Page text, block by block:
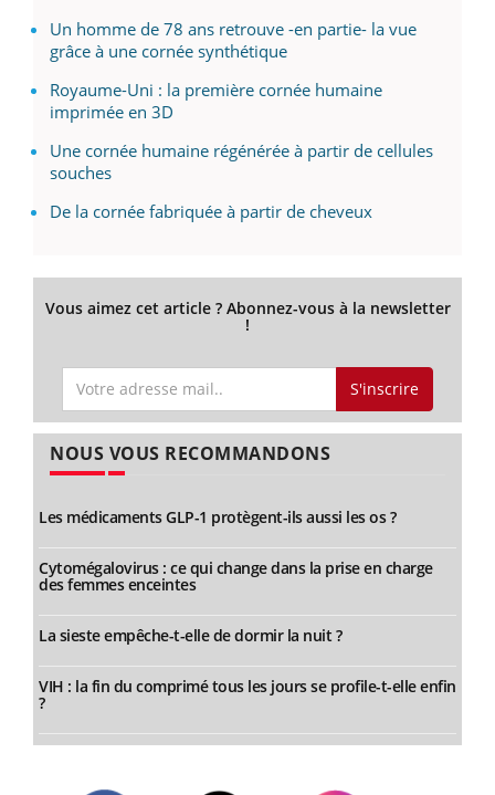
Un homme de 78 ans retrouve -en partie- la vue
grâce à une cornée synthétique
Royaume-Uni : la première cornée humaine
imprimée en 3D
Une cornée humaine régénérée à partir de cellules
souches
De la cornée fabriquée à partir de cheveux
Vous aimez cet article ? Abonnez-vous à la newsletter
!
S'inscrire
NOUS VOUS RECOMMANDONS
Les médicaments GLP-1 protègent-ils aussi les os ?
Cytomégalovirus : ce qui change dans la prise en charge
des femmes enceintes
La sieste empêche-t-elle de dormir la nuit ?
VIH : la fin du comprimé tous les jours se profile-t-elle enfin
?